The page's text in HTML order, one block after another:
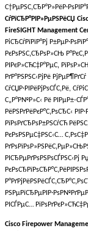
СѓРїСЂР°РІР»РµРЅРёСЏ
FireSIGHT Management
РіСЂСѓРїРїР°Рј
РєРѕРЅС‚СЂРѕР»СЊ
РІРєР»СЋС‡Р°РµС‚
РґР°РЅРЅС‹РјРё
СѓСЏР·РІРёРјРѕСЃС‚Рё,
С„Р°Р№Р»С‹ Рё РІРµР±-
РёРЅРґРёРєР°С‚РѕСЂС‹
РїРѕРґСЂРѕР±РЅСѓСЋ
РєРѕРЅРµС‡РЅС‹С…
РІСЂРµРґРѕРЅРѕСЃРЅС‹Рј
РІСЃРµС…
Cisco Firepower